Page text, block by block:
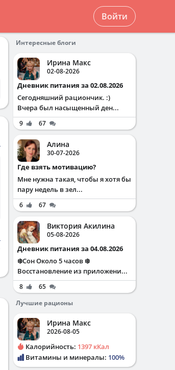
Войти
Интересные блоги
Ирина Макс
02-08-2026
Дневник питания за 02.08.2026
Сегодняшний рациончик. :)
Вчера был насыщенный ден...
9 67
Алина
30-07-2026
Где взять мотивацию?
Мне нужна такая, чтобы я хотя бы
пару недель в зел...
6 67
Виктория Акилина
05-08-2026
Дневник питания за 04.08.2026
❄️Сон Около 5 часов ❄️
Восстановление из приложени...
8
65
Лучшие рационы
Ирина Макс
2026-08-05
Калорийность: 1397 кКал
Витамины и минералы: 100%